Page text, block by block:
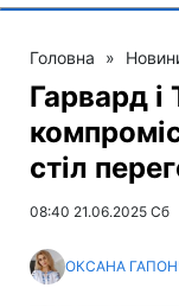
Головна »
Гарвард
стіл
08:40 21.06.2025 Сб
ОКСАНА